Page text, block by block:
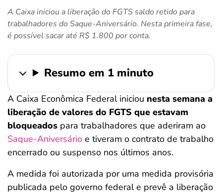
A Caixa iniciou a liberação do FGTS saldo retido para
trabalhadores do Saque-Aniversário. Nesta primeira fase,
é possível sacar até R$ 1.800 por conta.
Resumo em 1 minuto
A Caixa Econômica Federal iniciou nesta semana a
liberação de valores do FGTS que estavam
bloqueados para trabalhadores que aderiram ao
Saque-Aniversário e tiveram o contrato de trabalho
encerrado ou suspenso nos últimos anos.
A medida foi autorizada por uma medida provisória
publicada pelo governo federal e prevê a liberação